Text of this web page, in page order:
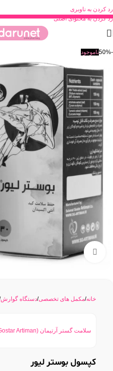
رد کردن به ناوبری
رد کردن به محتوای اصلی
-50% ناموجود
بزرگنمایی تصویر
خانه مکمل های تخصصی دستگاه گوارش
سلامت گستر آرتیمان (Salamat Gostar Artiman)
کپسول بوستر لیور